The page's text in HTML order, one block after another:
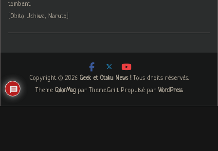
tombent.
[Obito Uchiwa, Naruto]
Copyright © 2026 Geek et Otaku News !. Tous droits réservés.
Theme ColorMagpar ThemeGrill. Propulsé par WordPress.